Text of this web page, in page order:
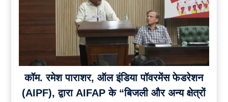
कॉम. रमेश पाराशर, ऑल इंडिया पॉवरमेंस फेडरेशन
(AIPF), द्वारा AIFAP के “बिजली और अन्य क्षेत्रों